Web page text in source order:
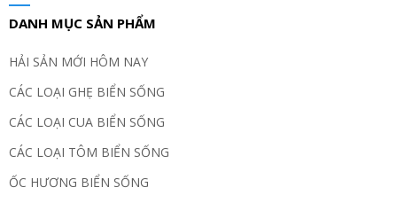
DANH MỤC SẢN PHẨM
HẢI SẢN MỚI HÔM NAY
CÁC LOẠI GHẸ BIỂN SỐNG
CÁC LOẠI CUA BIỂN SỐNG
CÁC LOẠI TÔM BIỂN SỐNG
ỐC HƯƠNG BIỂN SỐNG